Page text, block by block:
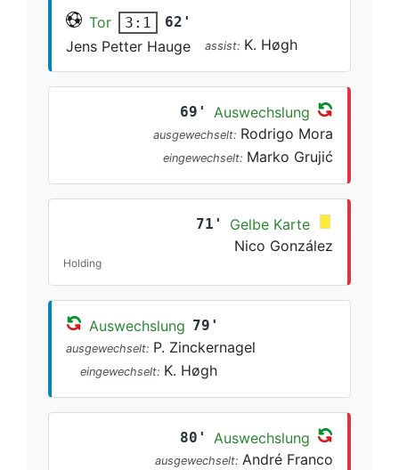
Tor 3:1 62'
Jens Petter Hauge assist: K. Høgh
69' Auswechslung
ausgewechselt: Rodrigo Mora
eingewechselt: Marko Grujić
71'
Gelbe Karte
Nico González
Holding
Auswechslung 79'
ausgewechselt: P. Zinckernagel
eingewechselt: K. Høgh
80' Auswechslung
ausgewechselt: André Franco